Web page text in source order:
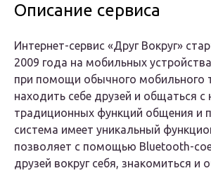
Описание сервиса
Интернет-сервис «Друг Вокруг»
2009 года на мобильных
при помощи обычного мобильного
находить себе друзей и общаться
традиционных функций общения и
система имеет уникальный
позволяет с помощью Bluetooth-
друзей вокруг себя, знакомиться и